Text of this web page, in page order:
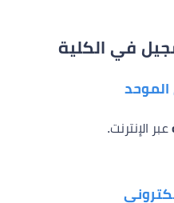
في الكلية
عبر الإنترنت.